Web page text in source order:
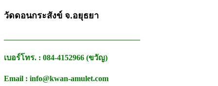
วัดดอนกระสังข์ จ.อยุธยา
เบอร์โทร. : 084-4152966 (ขวัญ)
Email : info@kwan-amulet.com